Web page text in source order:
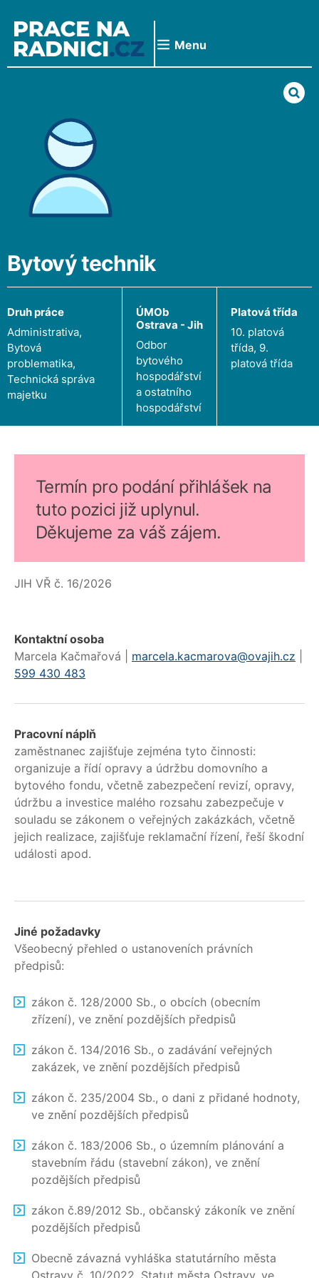
obsah
Menu
Bytový technik
Druh práce
Administrativa,
Bytová
problematika,
Technická správa
majetku
ÚMOb
Ostrava - Jih
Odbor
bytového
hospodářství
a ostatního
hospodářství
Platová třída
10. platová
třída, 9.
platová třída
Termín pro podání přihlášek na
tuto pozici již uplynul.
Děkujeme za váš zájem.
JIH VŘ č. 16/2026
Kontaktní osoba
Marcela Kačmařová | marcela.kacmarova@ovajih.cz
599 430 483
Pracovní náplň
zaměstnanec zajišťuje zejména tyto činnosti:
organizuje a řídí opravy a údržbu domovního a
bytového fondu, včetně zabezpečení revizí, opravy,
údržbu a investice malého rozsahu zabezpečuje v
souladu se zákonem o veřejných zakázkách, včetně
jejich realizace, zajišťuje reklamační řízení, řeší škodní
události apod.
Jiné požadavky
Všeobecný přehled o ustanoveních právních
předpisů:
zákon č. 128/2000 Sb., o obcích (obecním
zřízení), ve znění pozdějších předpisů
zákon č. 134/2016 Sb., o zadávání veřejných
zakázek, ve znění pozdějších předpisů
zákon č. 235/2004 Sb., o dani z přidané hodnoty,
ve znění pozdějších předpisů
zákon č. 183/2006 Sb., o územním plánování a
stavebním řádu (stavební zákon), ve znění
pozdějších předpisů
zákon č.89/2012 Sb., občanský zákoník ve znění
pozdějších předpisů
Obecně závazná vyhláška statutárního města
Ostravy č. 10/2022, Statut města Ostravy, ve